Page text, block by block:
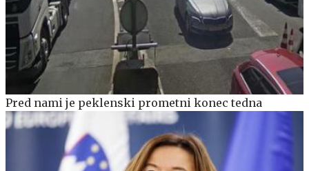
Pred nami je peklenski prometni konec tedna